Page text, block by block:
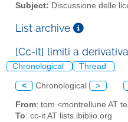
Subject: Discussione delle
List archive
[Cc-it] limiti a
Chronological Thread
< Chronological >
From: tom <montrellune AT
To: cc-it AT lists.ibiblio.org